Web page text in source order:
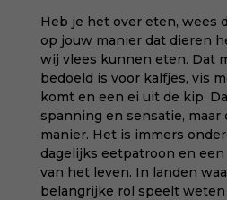
Heb je het over eten, wees
op jouw manier dat dieren
wij vlees kunnen eten. Dat
bedoeld is voor kalfjes, vis
komt en een ei uit de kip.
spanning en sensatie,
manier. Het is immers
dagelijks eetpatroon en
van het leven. In landen
belangrijke rol speelt